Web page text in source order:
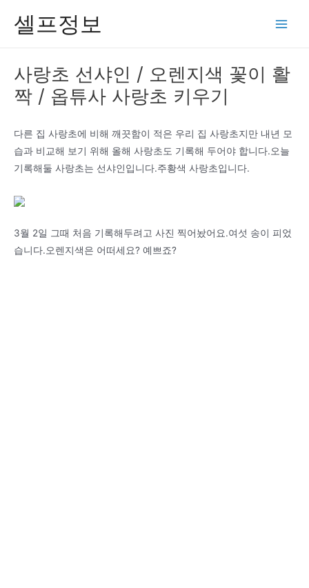
셀프정보
사랑초 선샤인 / 오렌지색 꽃이 활
짝 / 옵튜사 사랑초 키우기
다른 집 사랑초에 비해 깨끗함이 적은 우리 집 사랑초지만 내년 모
습과 비교해 보기 위해 올해 사랑초도 기록해 두어야 합니다.오늘
기록해둘 사랑초는 선샤인입니다.주황색 사랑초입니다.
3월 2일 그때 처음 기록해두려고 사진 찍어놨어요.여섯 송이 피었
습니다.오렌지색은 어떠세요? 예쁘죠?